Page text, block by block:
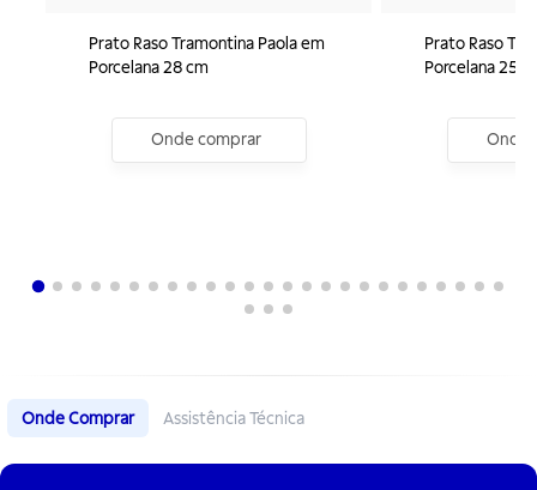
Prato Raso Tramontina Paola em
Porcelana 28 cm
Onde comprar
Prato Raso
Porcelana 25,4
Onde
Onde Comprar Assistência Técnica